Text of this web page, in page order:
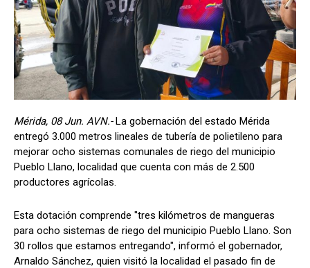
Mérida, 08 Jun. AVN.-La gobernación del estado Mérida
entregó 3.000 metros lineales de tubería de polietileno para
mejorar ocho sistemas comunales de riego del municipio
Pueblo Llano, localidad que cuenta con más de 2.500
productores agrícolas.
Esta dotación comprende "tres kilómetros de mangueras
para ocho sistemas de riego del municipio Pueblo Llano. Son
30 rollos que estamos entregando", informó el gobernador,
Arnaldo Sánchez, quien visitó la localidad el pasado fin de